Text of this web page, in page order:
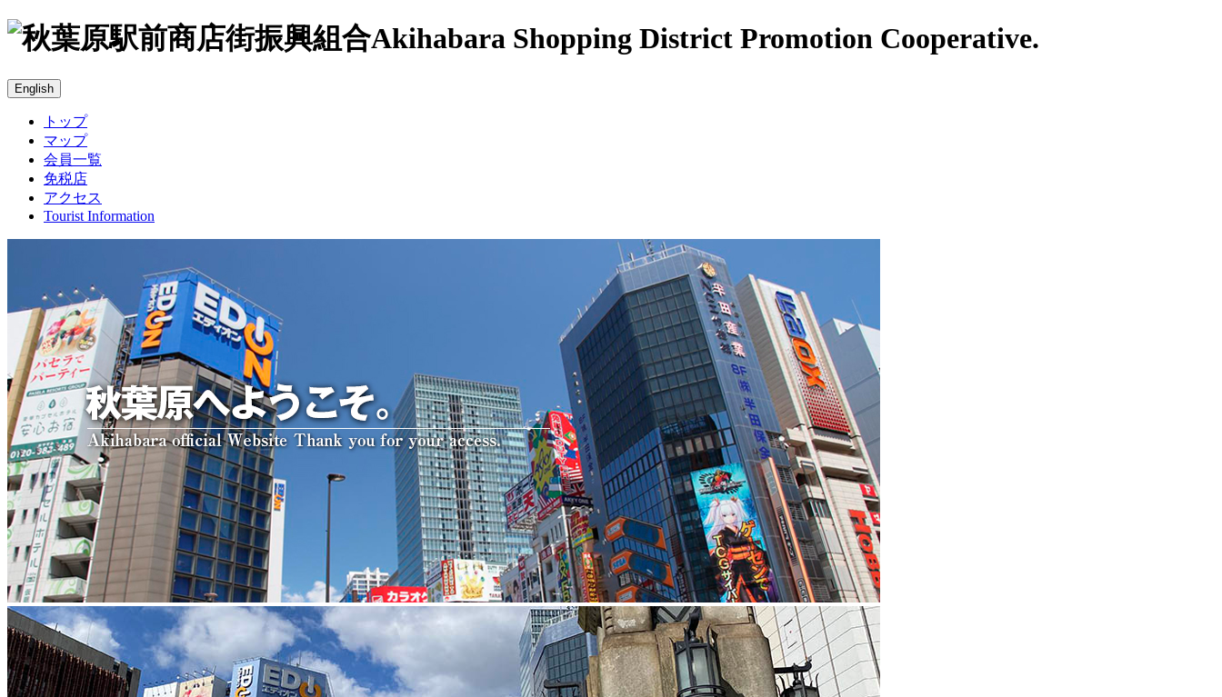
Akihabara Shopping District Promotion Cooperative.
トップ
マップ
会員一覧
免税店
アクセス
Tourist Information